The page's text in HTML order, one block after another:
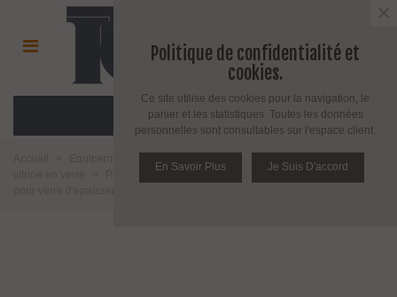
MENU
Politique de confidentialité et
cookies.
Ce site utilise des cookies pour la navigation, le
panier et les statistiques. Toutes les données
personnelles sont consultables sur l'espace client.
En Savoir Plus Je Suis D'accord